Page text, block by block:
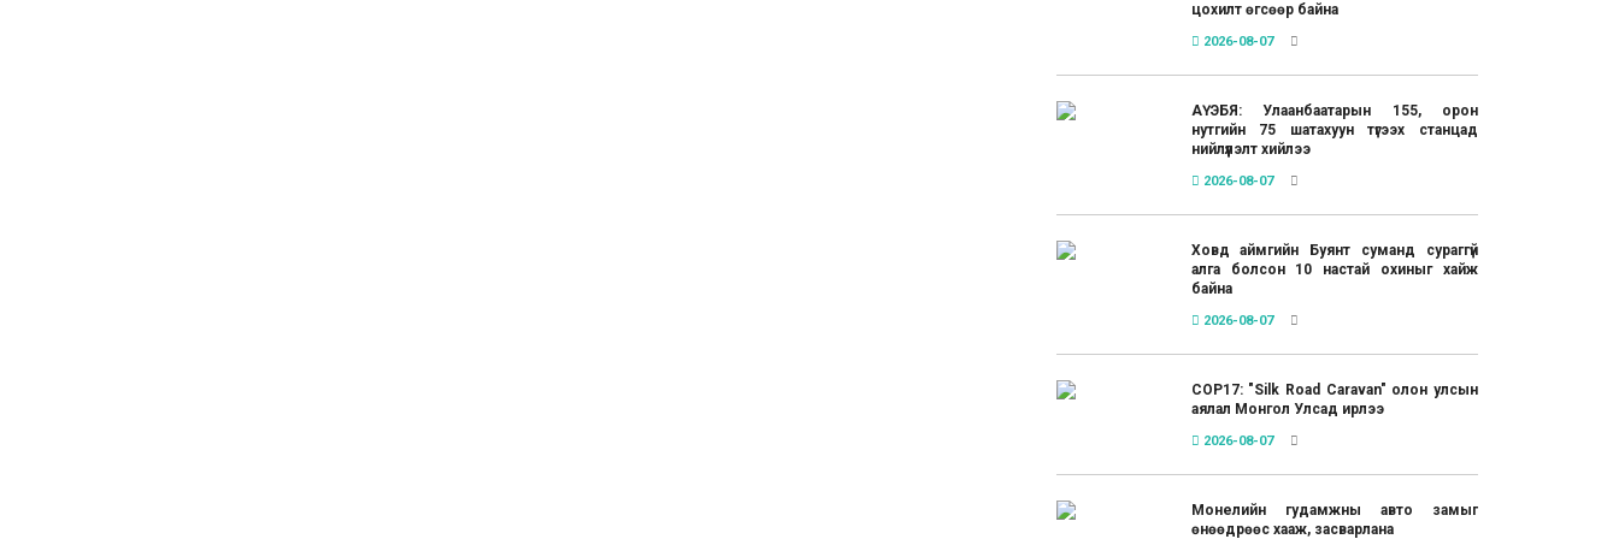
цохилт өгсөөр байна
2026-08-07
АҮЭБЯ: Улаанбаатарын 155, орон
нутгийн 75 шатахуун түгээх станцад
нийлүүлэлт хийлээ
2026-08-07
Ховд аймгийн Буянт суманд сураггүй
алга болсон 10 настай охиныг хайж
байна
2026-08-07
COP17: "Silk Road Caravan" олон улсын
аялал Монгол Улсад ирлээ
2026-08-07
Монелийн гудамжны авто замыг
өнөөдрөөс хааж, засварлана